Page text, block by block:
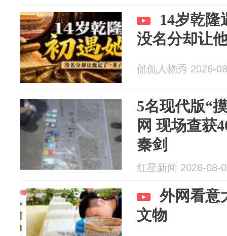
14岁乾隆
没名分却让
侃侃人物秀 2026-
5名现代版“
网 现场查获
秦剑
红星新闻 2026-08-
外网看意
文物